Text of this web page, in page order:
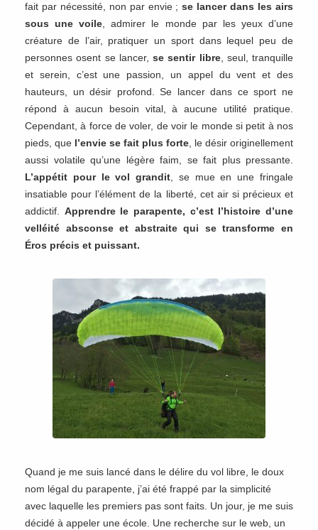
fait par nécessité, non par envie ;se lancer dans les airs
sous une voile , admirer le monde par les yeux d’une
créature de l’air, pratiquer un sport dans lequel peu de
personnes osent se lancer, se sentir libre, seul, tranquille
et serein, c’est une passion, un appel du vent et des
hauteurs, un désir profond. Se lancer dans ce sport ne
répond à aucun besoin vital, à aucune utilité pratique.
Cependant, à force de voler, de voir le monde si petit à nos
pieds, que l’envie se fait plus forte , le désir originellement
aussi volatile qu’une légère faim, se fait plus pressante.
L’appétit pour le vol grandit , se mue en une fringale
insatiable pour l’élément de la liberté, cet air si précieux et
addictif. Apprendre le parapente, c’est l’histoire d’une
velléité absconse et abstraite qui se transforme en
Éros précis et puissant.
Quand je me suis lancé dans le délire du vol libre, le doux
nom légal du parapente, j’ai été frappé par la simplicité
avec laquelle les premiers pas sont faits. Un jour, je me suis
décidé à appeler une école. Une recherche sur le web, un